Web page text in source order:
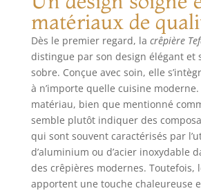
produit
en
selon une
savoir-
15ANS
PRIX:
de
ans au
matériaux de
Dès le premier regard, la crêpière
distingue par son design élégant et
sobre. Conçue avec soin, elle
à n’importe quelle cuisine
matériau, bien que mentionné
semble plutôt indiquer des
qui sont souvent caractérisés par
d’aluminium ou d’acier inoxydable
des crêpières modernes. Toutefois,
apportent une touche chaleureuse